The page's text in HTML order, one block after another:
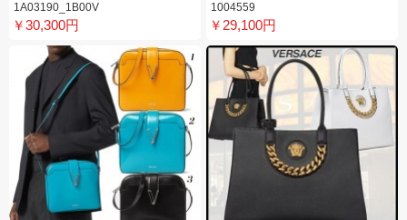
1A03190_1B00V
￥30,300円
1004559
￥29,100円